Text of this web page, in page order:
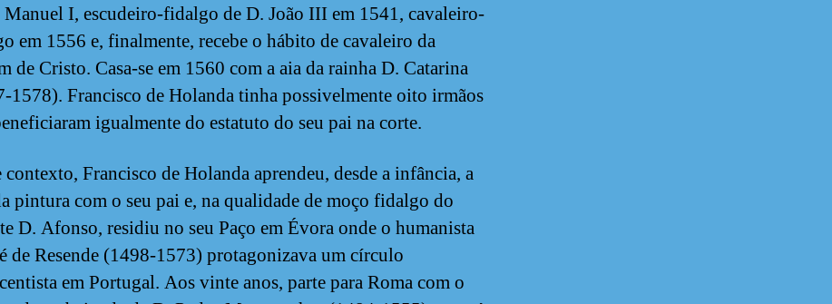
Manuel I, escudeiro-fidalgo de D. João III em 1541, cavaleiro-
em 1556 e, finalmente, recebe o hábito de cavaleiro da
de Cristo. Casa-se em 1560 com a aia da rainha D. Catarina
1578). Francisco de Holanda tinha possivelmente oito irmãos
igualmente do estatuto do seu pai na corte.
contexto, Francisco de Holanda aprendeu, desde a infância, a
pintura com o seu pai e, na qualidade de moço fidalgo do
D. Afonso, residiu no seu Paço em Évora onde o humanista
de Resende (1498-1573) protagonizava um círculo
em Portugal. Aos vinte anos, parte para Roma com o